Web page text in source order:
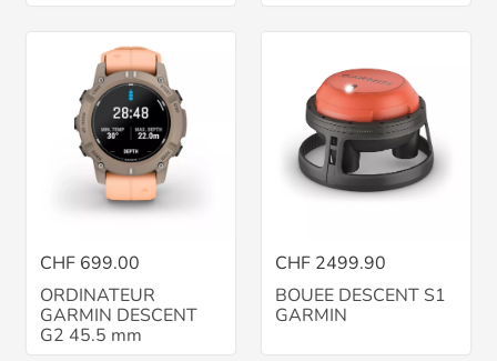
CHF 699.00
ORDINATEUR
GARMIN DESCENT
G2 45.5 mm
CHF 2499.90
BOUEE DESCENT S1
GARMIN